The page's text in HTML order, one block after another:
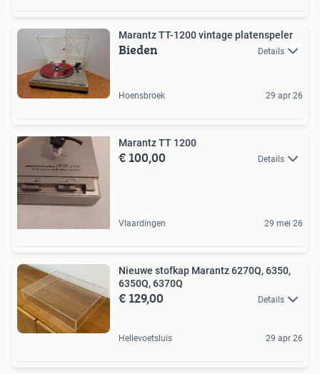
Marantz TT-1200 vintage platenspeler
Bieden Details
Hoensbroek 29 apr 26
Marantz TT 1200
€ 100,00 Details
Vlaardingen 29 mei 26
Nieuwe stofkap Marantz 6270Q, 6350,
6350Q, 6370Q
€ 129,00 Details
Hellevoetsluis 29 apr 26